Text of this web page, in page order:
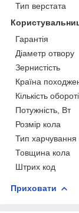
Тип верстата
Гарантія
Діаметр отвору
Зернистість
Країна
Кількість
Потужність, Вт
Розмір кола
Тип харчування
Товщина кола
Штрих код
Приховати